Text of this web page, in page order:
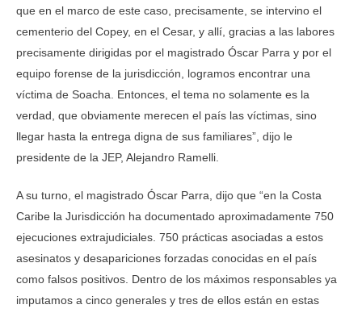
que en el marco de este caso, precisamente, se intervino el
cementerio del Copey, en el Cesar, y allí, gracias a las labores
precisamente dirigidas por el magistrado Óscar Parra y por el
equipo forense de la jurisdicción, logramos encontrar una
víctima de Soacha. Entonces, el tema no solamente es la
verdad, que obviamente merecen el país las víctimas, sino
llegar hasta la entrega digna de sus familiares”, dijo le
presidente de la JEP, Alejandro Ramelli.
A su turno, el magistrado Óscar Parra, dijo que “en la Costa
Caribe la Jurisdicción ha documentado aproximadamente 750
ejecuciones extrajudiciales. 750 prácticas asociadas a estos
asesinatos y desapariciones forzadas conocidas en el país
como falsos positivos. Dentro de los máximos responsables ya
imputamos a cinco generales y tres de ellos están en estas